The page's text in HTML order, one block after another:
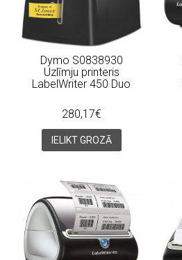
Dymo S0838930
Uzlīmju printeris
LabelWriter 450 Duo
280,17€
IELIKT GROZĀ